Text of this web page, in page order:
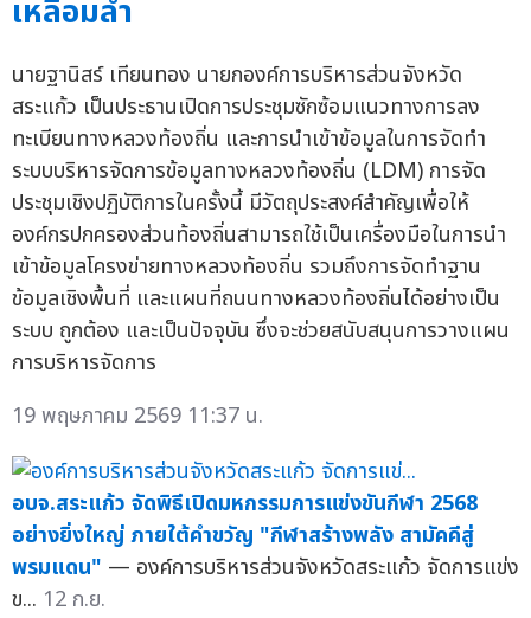
เหลื่อมล้ำ
นายฐานิสร์ เทียนทอง นายกองค์การบริหารส่วนจังหวัด
สระแก้ว เป็นประธานเปิดการประชุมซักซ้อมแนวทางการลง
ทะเบียนทางหลวงท้องถิ่น และการนำเข้าข้อมูลในการจัดทำ
ระบบบริหารจัดการข้อมูลทางหลวงท้องถิ่น (LDM) การจัด
ประชุมเชิงปฏิบัติการในครั้งนี้ มีวัตถุประสงค์สำคัญเพื่อให้
องค์กรปกครองส่วนท้องถิ่นสามารถใช้เป็นเครื่องมือในการนำ
เข้าข้อมูลโครงข่ายทางหลวงท้องถิ่น รวมถึงการจัดทำฐาน
ข้อมูลเชิงพื้นที่ และแผนที่ถนนทางหลวงท้องถิ่นได้อย่างเป็น
ระบบ ถูกต้อง และเป็นปัจจุบัน ซึ่งจะช่วยสนับสนุนการวางแผน
การบริหารจัดการ
19 พฤษภาคม 2569 11:37 น.
อบจ.สระแก้ว จัดพิธีเปิดมหกรรมการแข่งขันกีฬา 2568
อย่างยิ่งใหญ่ ภายใต้คำขวัญ "กีฬาสร้างพลัง สามัคคีสู่
พรมแดน" — องค์การบริหารส่วนจังหวัดสระแก้ว จัดการแข่ง
ข... 12 ก.ย.